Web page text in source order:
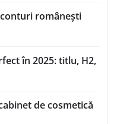
românești
în 2025: titlu, H2,
de cosmetică